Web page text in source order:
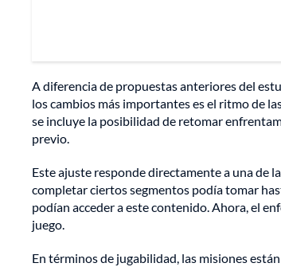
A diferencia de propuestas anteriores del
los cambios más importantes es el ritmo de
se incluye la posibilidad de retomar
previo.
Este ajuste responde directamente a una de
completar ciertos segmentos podía tomar
podían acceder a este contenido. Ahora, el
juego.
En términos de jugabilidad, las misiones